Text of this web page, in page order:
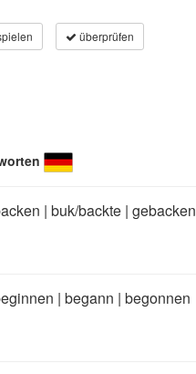
überprüfen
| buk/backte | gebacken
| begann | begonnen